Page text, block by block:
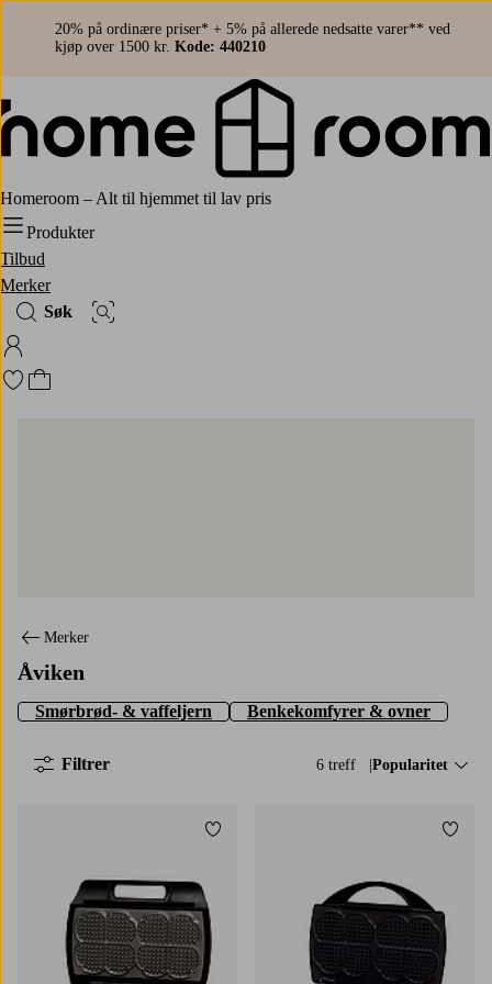
20% på ordinære priser* + 5% på allerede nedsatte varer** ved
kjøp over 1500 kr. Kode: 440210
Homeroom – Alt til hjemmet til lav pris
Produkter
Tilbud
Merker
Søk
Bildesøk
Logg på Homeroom
Gå til favorittmerkede produkter
Gå til handlekurven
Merker
Åviken
Smørbrød- & vaffeljern Benkekomfyrer & ovner
6 treff Sorter på:
Popularitet
Filtrer
Legg til favoritter